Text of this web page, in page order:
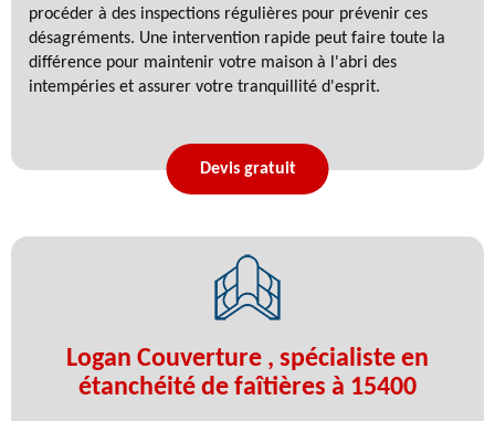
procéder à des inspections régulières pour prévenir ces
désagréments. Une intervention rapide peut faire toute la
différence pour maintenir votre maison à l'abri des
intempéries et assurer votre tranquillité d'esprit.
Devis gratuit
Logan Couverture , spécialiste en
étanchéité de faîtières à 15400